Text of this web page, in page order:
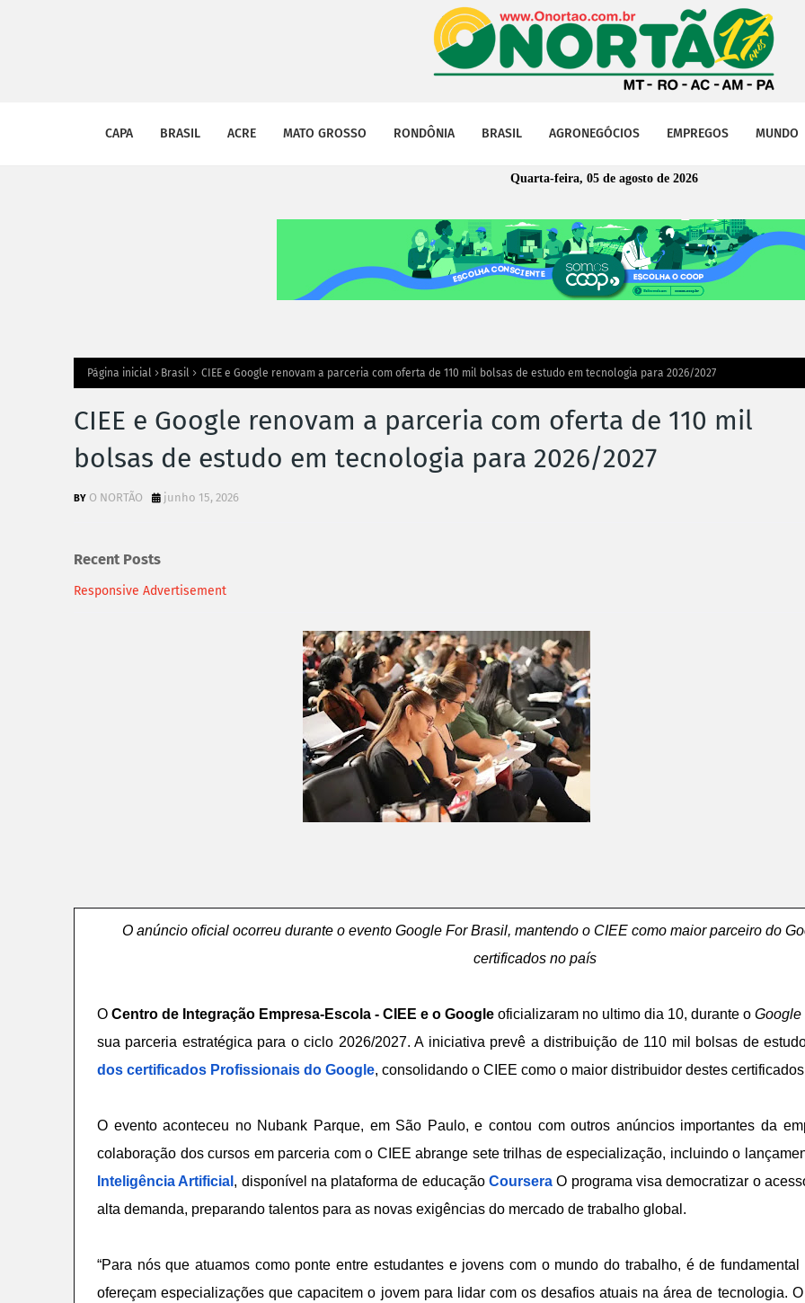
CAPA BRASIL ACRE MATO GROSSO RONDÔNIA BRASIL AGRONEGÓCIOS EMPREGOS MUNDO
Quarta-feira, 05 de agosto de 2026
Página inicial Brasil CIEE e Google renovam a parceria com oferta de 110 mil bolsas de estudo em tecnologia para 2026/2027
CIEE e Google renovam a parceria com oferta de 110 mil
bolsas de estudo em tecnologia para 2026/2027
O NORTÃO junho 15, 2026
Recent Posts
Responsive Advertisement
O anúncio oficial ocorreu durante o evento Google For Brasil, mantendo o CIEE como maior parceiro do
certificados no país
O Centro de Integração Empresa-Escola - CIEE e o Google oficializaram no ultimo dia 10, durante o Google
sua parceria estratégica para o ciclo 2026/2027. A iniciativa prevê a distribuição de 110 mil bolsas de
dos certificados Profissionais do Google, consolidando o CIEE como o maior distribuidor destes certificados
O evento aconteceu no Nubank Parque, em São Paulo, e contou com outros anúncios importantes da
colaboração dos cursos em parceria com o CIEE abrange sete trilhas de especialização, incluindo o
Inteligência Artificial , disponível na plataforma de educaçãoCoursera O programa visa democratizar o
alta demanda, preparando talentos para as novas exigências do mercado de trabalho global.
“Para nós que atuamos como ponte entre estudantes e jovens com o mundo do trabalho, é de
ofereçam especializações que capacitem o jovem para lidar com os desafios atuais na área de tecnologia. O